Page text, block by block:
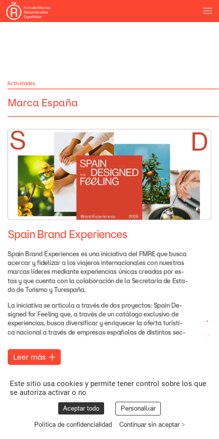
Marca España
Actividades
SpainBrand Experiences
Spain Brand Experiences esuna iniciativa del FMREque busca
acercar yfidelizar a los viajeros internacionales con nuestras
marcas líderes mediante experiencias únicascreadas pores-
tas yquecuenta con la colaboración de la Secretaría de Esta-
dodeTurismo yTurespaña.
La iniciativa searticula a través dedos proyectos: Spain De-
signed for Feeling que,a través deuncatálogo exclusivo de
experiencias, busca diversificar yenriquecer la oferta turísti-
ca nacionala través de empresas españolas de distintos sec-
lógica deturismoexperiencial,
específicamente
Leer más
Este sitio usa cookies y permite tener control sobre los que
se autoriza activar o no
Aceptar todo Personalizar
Política de confidencialidad Continuar sin aceptar >